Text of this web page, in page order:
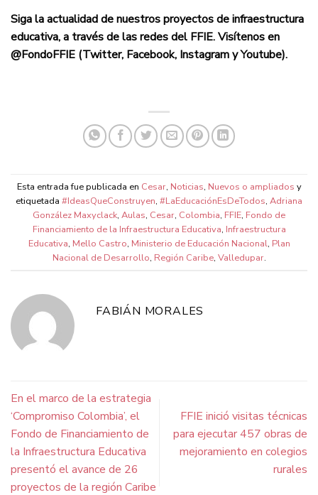
Siga la actualidad de nuestros proyectos de infraestructura
educativa, a través de las redes del FFIE. Visítenos en
@FondoFFIE (Twitter, Facebook, Instagram y Youtube).
Esta entrada fue publicada en Cesar, Noticias, Nuevos o ampliados y
etiquetada #IdeasQueConstruyen, #LaEducaciónEsDeTodos, Adriana
González Maxyclack, Aulas, Cesar, Colombia, FFIE, Fondo de
Financiamiento de la Infraestructura Educativa, Infraestructura
Educativa, Mello Castro, Ministerio de Educación Nacional, Plan
Nacional de Desarrollo, Región Caribe, Valledupar.
FABIÁN MORALES
En el marco de la estrategia
‘Compromiso Colombia’, el
Fondo de Financiamiento de
la Infraestructura Educativa
presentó el avance de 26
proyectos de la región Caribe
FFIE inició visitas técnicas
para ejecutar 457 obras de
mejoramiento en colegios
rurales